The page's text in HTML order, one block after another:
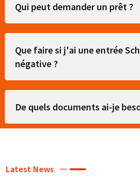
Qui peut demander un prêt ?
Que faire si j'ai une entrée
négative ?
De quels documents ai-je
Latest News